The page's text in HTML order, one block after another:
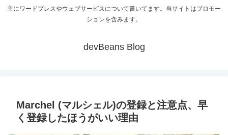
主にワードプレスやウェブサービスについて書いてます。当サイトはプロモー
ションを含みます。
devBeans Blog
Marchel (マルシェル)の登録と注意点、早
く登録したほうがいい理由